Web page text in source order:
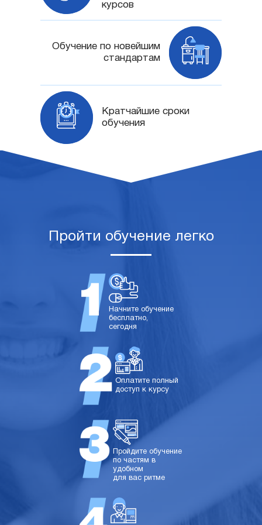
курсов
Обучение по новейшим
стандартам
Кратчайшие сроки
обучения
Пройти обучение легко
Начните обучение
бесплатно,
сегодня
Оплатите полный
доступ к курсу
Пройдите обучение
по частям в
удобном
для вас ритме